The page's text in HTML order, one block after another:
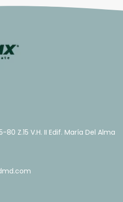
Z.15 V.H. II Edif. María Del Alma